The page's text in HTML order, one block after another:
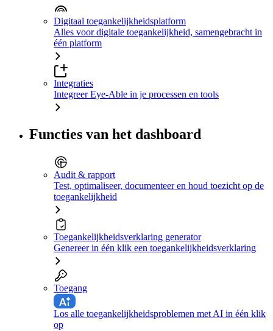
Digitaal toegankelijkheidsplatform
Alles voor digitale toegankelijkheid, samengebracht in
één platform
Integraties
Integreer Eye-Able in je processen en tools
Functies van het dashboard
Audit & rapport
Test, optimaliseer, documenteer en houd toezicht op de
toegankelijkheid
Toegankelijkheidsverklaring generator
Genereer in één klik een toegankelijkheidsverklaring
Toegang
Los alle toegankelijkheidsproblemen met AI in één klik
op